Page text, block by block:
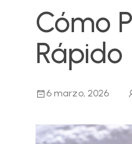
Cómo
Rápido
6 marzo, 2026